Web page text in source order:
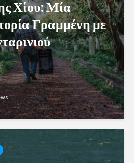
Χίου: Μία
Γραμμένη με